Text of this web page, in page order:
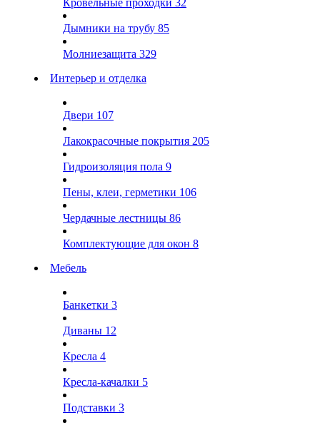
Кровельные проходки 32
Дымники на трубу 85
Молниезащита 329
Интерьер и отделка
Двери 107
Лакокрасочные покрытия 205
Гидроизоляция пола 9
Пены, клеи, герметики 106
Чердачные лестницы 86
Комплектующие для окон 8
Мебель
Банкетки 3
Диваны 12
Кресла 4
Кресла-качалки 5
Подставки 3